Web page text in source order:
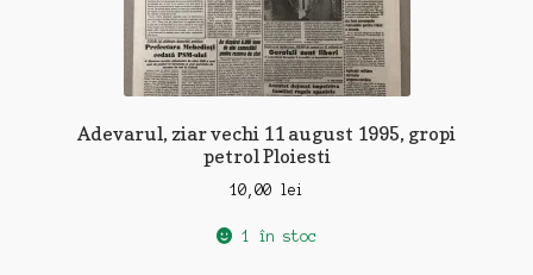
Adevarul, ziar vechi 11 august 1995, gropi
petrol Ploiesti
10,00 lei
1 în stoc